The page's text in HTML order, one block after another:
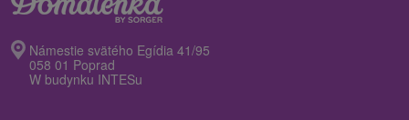
Námestie svätého Egídia 41/95
058 01 Poprad
W budynku INTESu